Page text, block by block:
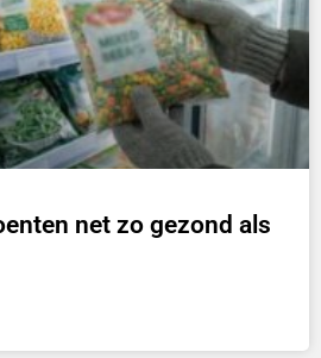
net zo gezond als